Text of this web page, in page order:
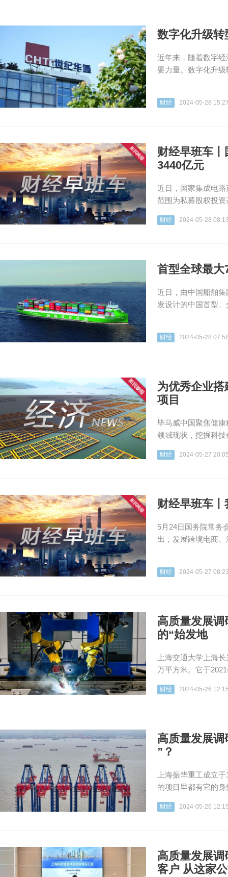
数字化升级
近年来，随着数字
要力量。数字化升
财经 2024-05-28
财经早班车
3440亿元
近日，国家集成电
范围为私募股权投
财经 2024-05-28
首型全球最
近日，由中国船舶
发设计的中国首型
财经 2024-05-28
为优秀企业
项目
毕马威中国聚焦健
领域现状，挖掘科
财经 2024-05-27
财经早班车
5月24日国务院常务
出，发展跨境电商
财经 2024-05-27
高质量发展
的“始发地
上海交通大学上海
万平方米。它于
财经 2024-05-26
高质量发展
”？
上海振华重工成立
的项目里都有它的身
财经 2024-05-26
高质量发展
客户 从这家